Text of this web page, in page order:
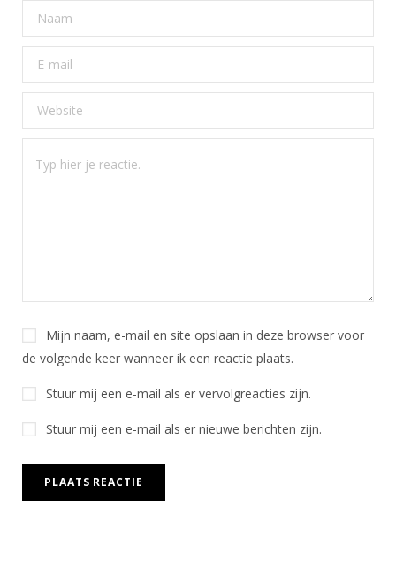
Mijn naam, e-mail en site opslaan in deze browser voor
de volgende keer wanneer ik een reactie plaats.
Stuur mij een e-mail als er vervolgreacties zijn.
Stuur mij een e-mail als er nieuwe berichten zijn.